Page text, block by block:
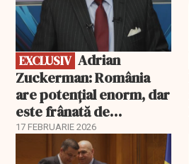
EXCLUSIV
Zuckerman: România
are potențial enorm, dar
este frânată de
corupție, companii de
stat și influența
17 FEBRUARIE 2026